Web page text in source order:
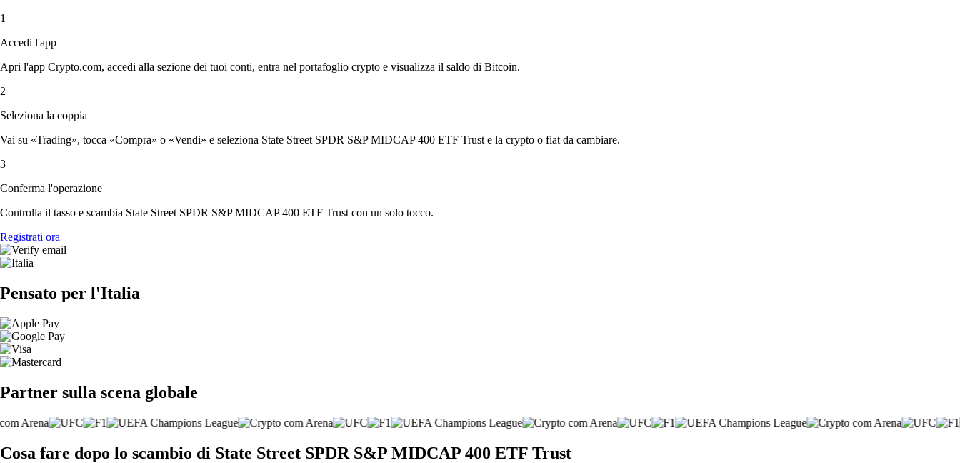
1
Accedi l'app
Apri l'app Crypto.com, accedi alla sezione dei tuoi conti, entra nel portafoglio crypto e visualizza il saldo di Bitcoin.
2
Seleziona la coppia
Vai su «Trading», tocca «Compra» o «Vendi» e seleziona State Street SPDR S&P MIDCAP 400 ETF Trust e la crypto o fiat da cambiare.
3
Conferma l'operazione
Controlla il tasso e scambia State Street SPDR S&P MIDCAP 400 ETF Trust con un solo tocco.
Registrati ora
Pensato per l'Italia
Partner sulla scena globale
Cosa fare dopo lo scambio di State Street SPDR S&P MIDCAP 400 ETF Trust